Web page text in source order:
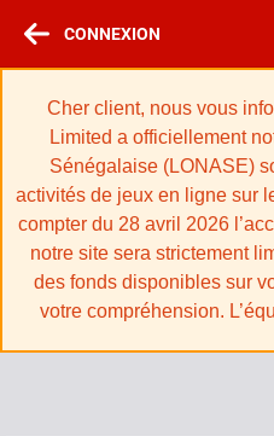
CONNEXION
Cher client, nous vous
Limited a officiellement
Sénégalaise (LONASE)
activités de jeux en ligne sur
compter du 28 avril 2026
notre site sera strictement
des fonds disponibles sur
votre compréhension.